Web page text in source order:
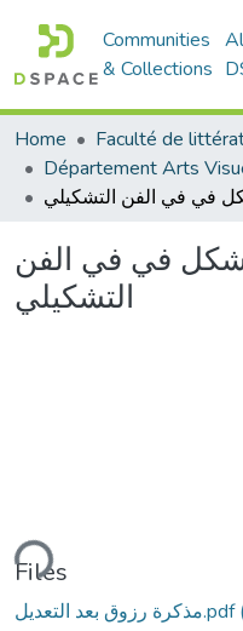
Communities
& Collections
Home
Département Arts
في في الفن
التشكيلي
Files
مذكرة رزوق بعد التعديل.pdf